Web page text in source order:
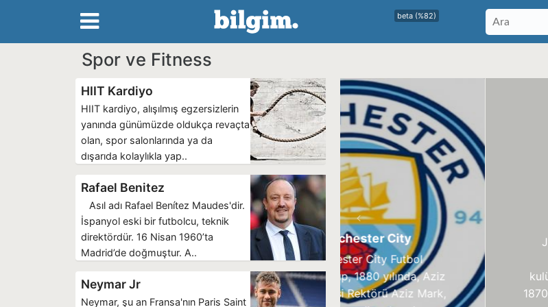
beta (%82)
Spor ve Fitness
HIIT Kardiyo
HIIT kardiyo, alışılmış egzersizlerin
yanında günümüzde oldukça revaçta
olan, spor salonlarında ya da
dışarıda kolaylıkla yap..
Rafael Benitez
Asıl adı Rafael Benítez Maudes'dir.
İspanyol eski bir futbolcu, teknik
direktördür. 16 Nisan 1960’ta
Madrid’de doğmuştur. A..
Neymar Jr
Neymar, şu an Fransa'nın Paris Saint
Juventus Fc
Juventus FC, 1897 yılında
kurulan İtalyan futbol
kulübüdür. 19. yüzyılda Torino,
1870'lerde fabrikaların kurulduğu
Geri